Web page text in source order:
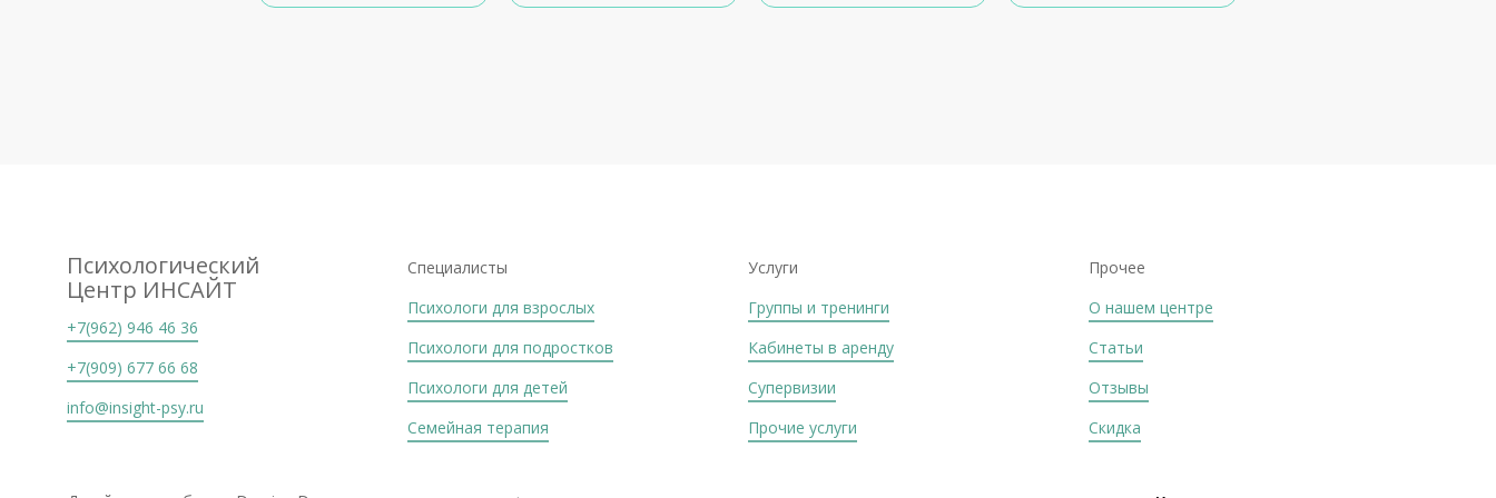
Психологический
Центр ИНСАЙТ
+7(962) 946 46 36
+7(909) 677 66 68
info@insight-psy.ru
Специалисты
Психологи для взрослых
Психологи для подростков
Психологи для детей
Семейная терапия
Услуги
Группы и тренинги
Кабинеты в аренду
Супервизии
Прочие услуги
Прочее
О нашем центре
Статьи
Отзывы
Скидка